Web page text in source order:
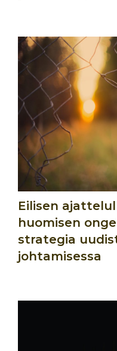
Eilisen
huomisen
strategia
johtamisessa